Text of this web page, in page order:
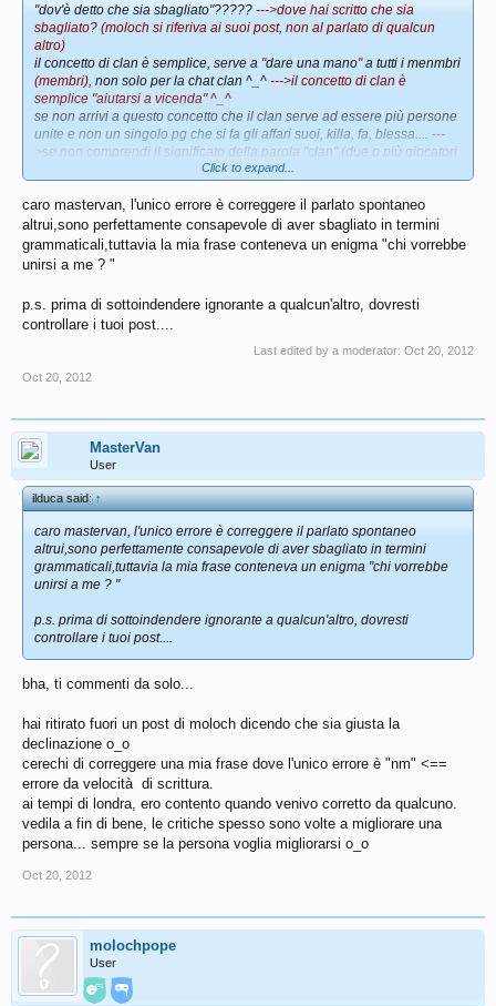
"dov'è detto che sia sbagliato"????? --->dove hai scritto che sia
sbagliato? (moloch si riferiva ai suoi post, non al parlato di qualcun
altro)
il concetto di clan è semplice, serve a "dare una mano"a tutti i menmbri
(membri) , non solo per la chat clan ^_^ --->il concetto di clan è
semplice "aiutarsi a vicenda" ^_^
se non arrivi a questo concetto che il clan serve ad essere più persone
unite e non un singolo pg che si fa gli affari suoi, killa, fa, blessa.... ---
>se non comprendi il significato della parola "clan" (due o più giocatori
che condividono gli stessi scopi)..[qui manca un "pezzo di frase" o forse
bisogna rivedere l'istinto primordiale di sopravvivenza e aggregazione
che l'essere umano ha imparato da più di 3000 anni....
--->dovresti rileggerti la storia dell'uomo,nel libro " l2darwin- la lotta
dell'uomo contro la specie dei lod"
^_^
Click to expand...
caro mastervan, l'unico errore è correggere il parlato spontaneo
altrui,sono perfettamente consapevole di aver sbagliato in termini
grammaticali,tuttavia la mia frase conteneva un enigma "chi vorrebbe
unirsi a me ? "
p.s. prima di sottoindendere ignorante a qualcun'altro, dovresti
controllare i tuoi post....
Last edited by a moderator: Oct 20, 2012
Oct 20, 2012
MasterVan
User
ilduca said:↑
caro mastervan, l'unico errore è correggere il parlato spontaneo
altrui,sono perfettamente consapevole di aver sbagliato in termini
grammaticali,tuttavia la mia frase conteneva un enigma "chi vorrebbe
unirsi a me ? "
p.s. prima di sottoindendere ignorante a qualcun'altro, dovresti
controllare i tuoi post....
bha, ti commenti da solo...
hai ritirato fuori un post di moloch dicendo che sia giusta la
declinazione o_o
cerechi di correggere una mia frase dove l'unico errore è "nm" <==
errore da velocità di scrittura.
ai tempi di londra, ero contento quando venivo corretto da qualcuno.
vedila a fin di bene, le critiche spesso sono volte a migliorare una
persona... sempre se la persona voglia migliorarsi o_o
Oct 20, 2012
molochpope
User